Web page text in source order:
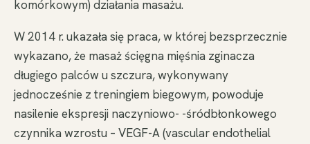
komórkowym) działania masażu.
W 2014 r. ukazała się praca, w której bezsprzecznie
wykazano, że masaż ścięgna mięśnia zginacza
długiego palców u szczura, wykonywany
jednocześnie z treningiem biegowym, powoduje
nasilenie ekspresji naczyniowo- -śródbłonkowego
czynnika wzrostu – VEGF-A (vascular endothelial